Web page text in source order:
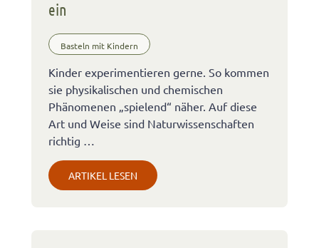
ein
Basteln mit Kindern
Kinder experimentieren gerne. So kommen
sie physikalischen und chemischen
Phänomenen „spielend“ näher. Auf diese
Art und Weise sind Naturwissenschaften
richtig …
ARTIKEL LESEN